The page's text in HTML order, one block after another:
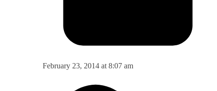
February 23, 2014 at 8:07 am